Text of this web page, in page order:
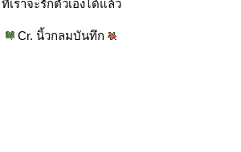
ที่เราจะรักตัวเองได้แล้ว
Cr. นิ้วกลมบันทึก